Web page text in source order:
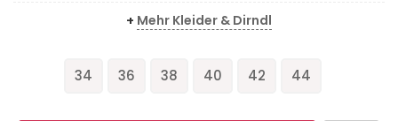
+ Mehr Kleider & Dirndl
34 36 38 40 42 44